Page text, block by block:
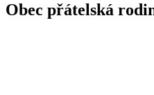
Obec přátelská